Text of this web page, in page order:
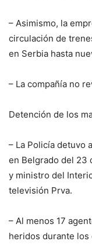
– Asimismo, la
circulación de
en Serbia hasta
– La compañía no
Detención de los
– La Policía detuvo
en Belgrado del 23
y ministro del
televisión Prva.
– Al menos 17
heridos durante los